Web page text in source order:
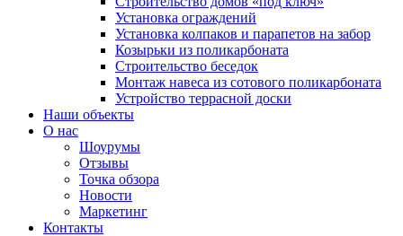
Установка ограждений
Установка колпаков и парапетов на забор
Козырьки из поликарбоната
Строительство беседок
Монтаж навеса из сотового поликарбоната
Устройство террасной доски
Наши объекты
О нас
Шоурумы
Отзывы
Точка обзора
Новости
Маркетинг
Контакты